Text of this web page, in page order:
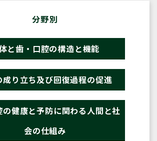
分野別
と歯・口腔の構造と機能
成り立ち及び回復過程の促進
の健康と予防に関わる人間と社
会の仕組み